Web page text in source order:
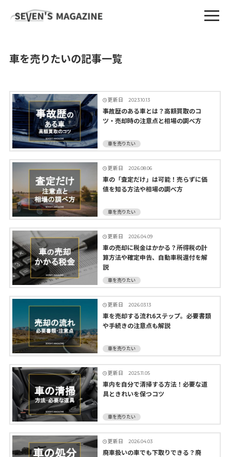
車を売りたいの記事一覧
更新日 2023.10.13
事故歴のある車とは？高額買取のコ
ツ・売却時の注意点と相場の調べ方
車を売りたい
更新日 2026.08.06
車の「査定だけ」は可能！売らずに価
値を知る方法や相場の調べ方
車を売りたい
更新日 2026.04.09
車の売却に税金はかかる？所得税の計
算方法や確定申告、自動車税還付を解
説
車を売りたい
更新日 2026.03.13
車を売却する流れ6ステップ。必要書類
や手続きの注意点も解説
車を売りたい
更新日 2025.11.05
車内を自分で清掃する方法！必要な道
具ときれいを保つコツ
車を売りたい
更新日 2026.04.03
廃車扱いの車でも下取りできる？廃